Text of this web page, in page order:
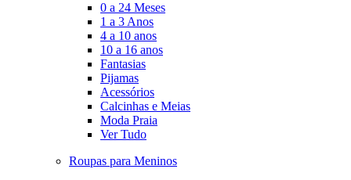
0 a 24 Meses
1 a 3 Anos
4 a 10 anos
10 a 16 anos
Fantasias
Pijamas
Acessórios
Calcinhas e Meias
Moda Praia
Ver Tudo
Roupas para Meninos